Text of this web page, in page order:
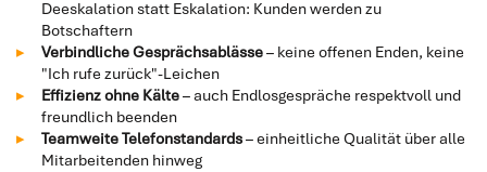
Deeskalation statt Eskalation: Kunden werden zu
Botschaftern
Verbindliche Gesprächsablässe– keine offenen Enden, keine
"Ich rufe zurück"-Leichen
Effizienz ohne Kälte– auch Endlosgespräche respektvoll und
freundlich beenden
Teamweite Telefonstandards– einheitliche Qualität über alle
Mitarbeitenden hinweg